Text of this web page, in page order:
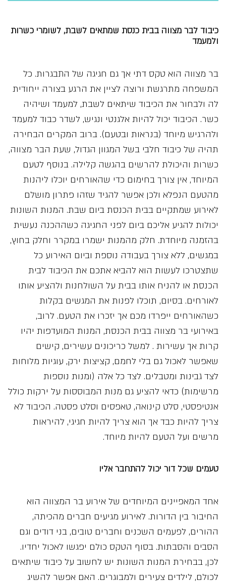
כיבוד לבר מצווה בבית כנסת שמתאים לשבת, לשומרי כשרות
ולמעמד
בר מצווה הוא טקס דתי אך גם חגיגה של התבגרות. כל
המשפחה מתרגשת ורוצה לציין את הרגע בצורה ייחודית
לה ולבחור את הכיבוד שיתאים לשבת, למעמד ושיהיה
כשר. הכיבוד יכול להיות אלגנטי ונגיש, לשדר כבוד למעמד
ולהרגיש מיוחד (בנראות ובטעם). ברוב המקרים הבחירה
תהיה של כיבוד חלבי בשל המגוון הגדול, שעת הבר מצווה,
כשרות והיכולת להרשים בהגשה קלילה. בנוסף לטעם
המיוחד, אין צורך בחימום כדי שהאורחים יוכלו ליהנות
מהטעם הנפלא ולכן אפשר להגיד שזהו פתרון מושלם
לאירוע שמתקיים בבית הכנסת ביום שבת. המנות השונות
יכולות להגיע אליכם ביום לפני החגיגה כשההכנה נעשית
בהזמנה מיוחדת. חלק מהמנות ישמרו במקרר וחלק בחוץ,
במגשים, ללא צורך בעבודה נוספת וביום האירוע כל
שתצטרכו לעשות הוא להביא אתכם את הכיבוד לבית
הכנסת או להניח אותו בבית על השולחנות ולהציע אותו
לאורחים. בסיום, תוכלו לפנות את המגשים בקלות
כשהאורחים ייפרדו מכם אך יזכרו את הטעם. לרוב,
באירועי בר מצווה בבית הכנסת, המנות המועדפות יהיו
קרות אך עשירות . למשל כריכונים עשירים, קישים
שאפשר לאכול גם בלי לחמם, קציצות ירק, עוגיות מלוחות
לצד גבינות ומטבלים. לצד כל אלה (ומנות נוספות
מרשימות) כדאי להציע גם מנות המבוססות על ירקות כולל
אנטיפסטי, סלט קינואה, טאפסים וסלט פסטה. הכיבוד לא
צריך להיות כבד אך הוא צריך להיות חגיגי, להיראות
מרשים ועל הטעם להיות מיוחד.
טעמים שכל דור יכול להתחבר אליו
אחד המאפיינים המיוחדים של אירוע בר המצווה הוא
החיבור בין הדורות. לאירוע מגיעים חברים מהכיתה,
ההורים, לפעמים השכנים וחברים טובים, בני דודים וגם
הסבים והסבתות. בסוף הטקס כולם יפגשו לאכול יחדיו.
לכן, בבחירת המנות השונות יש לחשוב על כיבוד שיתאים
לכולם, לילדים צעירים ולמבוגרים. האם אפשר להשיג